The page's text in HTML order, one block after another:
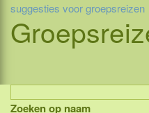
suggesties voor groepsreizen
Zoeken op naam